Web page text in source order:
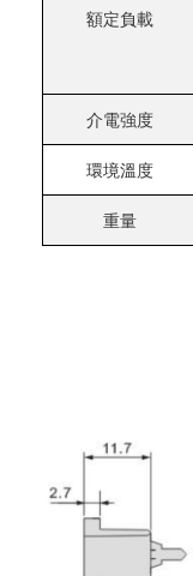
額定負載
介電強度
環境溫度
重量